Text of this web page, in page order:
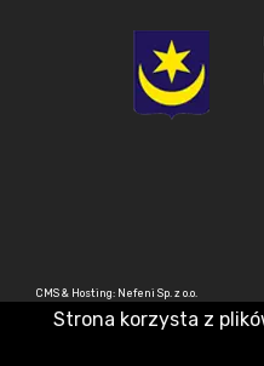
CMS & Hosting: Nefeni Sp. z o.o.
Strona korzysta z